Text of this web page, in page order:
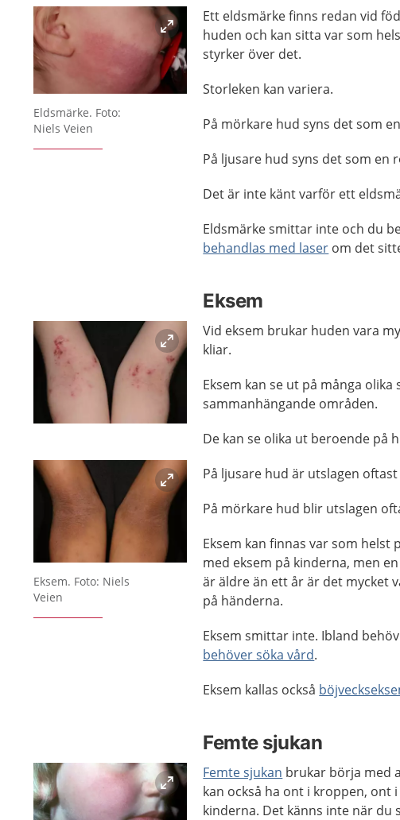
Förstora bilden
Eldsmärke. Foto:
Niels Veien
Ett eldsmärke finns redan vid
huden och kan sitta var som
styrker över det.
Storleken kan variera.
På mörkare hud syns det som
På ljusare hud syns det som en
Det är inte känt varför ett
Eldsmärke smittar inte och du
behandlas med laser om det
Eksem
Förstora bilden
Eksem. Foto: Niels
Veien
Vid eksem brukar huden vara
kliar.
Eksem kan se ut på många
sammanhängande områden.
De kan se olika ut beroende på
På ljusare hud är utslagen
På mörkare hud blir utslagen
Eksem kan finnas var som
med eksem på kinderna, men
är äldre än ett år är det mycket
på händerna.
Eksem smittar inte. Ibland
behöver söka vård.
Eksem kallas också
Femte sjukan
Femte sjukan brukar börja med
kan också ha ont i kroppen, ont
kinderna. Det känns inte när du